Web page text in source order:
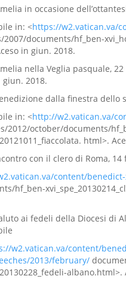
Omelia in occasione
in: <https://w2.vatican.va/
2007/documents/hf_ben-
in giun. 2018.
Omelia nella Veglia pasquale,
giun. 2018.
Benedizione dalla finestra
in: <http://w2.vatican.va/
2012/october/documents/
html>.
Incontro con il clero di Roma,
content/
hf_ben-
Saluto ai fedeli della Diocesi di
w2.vatican.va/content/
2013/february/